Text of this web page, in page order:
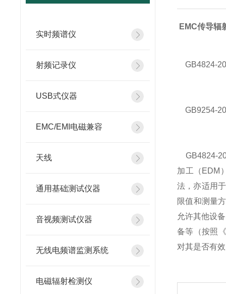
实时频谱仪
射频记录仪
USB式仪器
EMC/EMI电磁兼容
天线
通用基础测试仪器
音视频测试仪器
无线电频谱监测系统
电磁辐射检测仪
EMC传导辐
GB4824-
GB9254-
GB4824-
加工（EDM
法，亦适用
限值和测量
允许其他设
备等（按照
对其是否有